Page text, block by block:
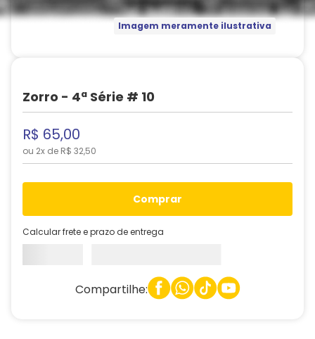
Imagem meramente ilustrativa
Zorro - 4ª Série # 10
R$ 65,00
ou 2x de R$ 32,50
comprar
Calcular frete e prazo de entrega
Compartilhe: